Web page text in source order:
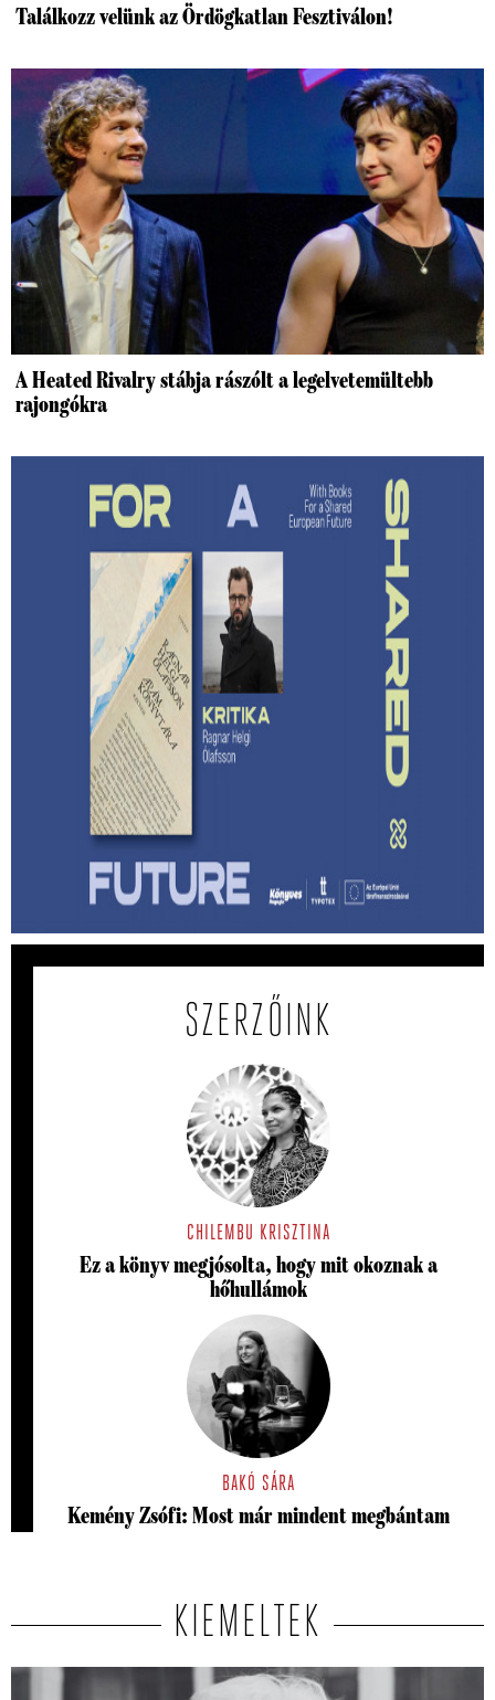
Találkozz velünk az Ördögkatlan Fesztiválon!
A Heated Rivalry stábja rászólt a legelvetemültebb
rajongókra
Lehet-e izgalmas egy
hagyatékfelszámolás? – Ragnar Helgi
Ólafsson: Apám könyvtára
Megmenthető-e a feledéstől mindaz, ami számunkra
értékes akkor, ha írunk róla?
SZERZŐINK
CHILEMBU KRISZTINA
Ez a könyv megjósolta, hogy mit okoznak a
hőhullámok
BAKÓ SÁRA
Kemény Zsófi: Most már mindent megbántam
KIEMELTEK